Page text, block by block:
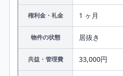
権利金・礼金 1 ヶ月
物件の状態 居抜き
共益・管理費 33,000円